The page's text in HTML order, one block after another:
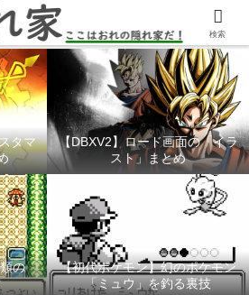
チャンネル「ここれ家」
タマ
【DBXV2】ロード画面の「イラ
スト」まとめ
の
【初代ポケモン】幻のポケモン
「ミュウ」を釣る裏技
検索